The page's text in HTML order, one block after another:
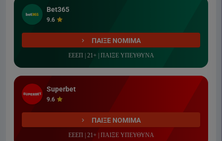
Bet365
9.6
ΠΑΙΞΕ ΝΟΜΙΜΑ
ΕΕΕΠ | 21+ | ΠΑΙΞΕ ΥΠΕΥΘΥΝΑ
Superbet
9.6
ΠΑΙΞΕ ΝΟΜΙΜΑ
ΕΕΕΠ | 21+ | ΠΑΙΞΕ ΥΠΕΥΘΥΝΑ